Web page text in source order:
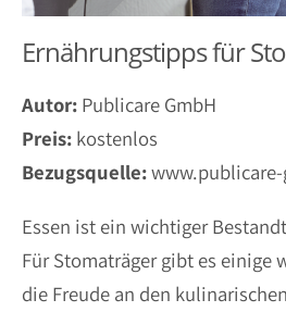
Ernährungstipps für
Autor: Publicare GmbH
Preis: kostenlos
Bezugsquelle:
Essen ist ein wichtiger
Für Stomaträger gibt es einige
die Freude an den